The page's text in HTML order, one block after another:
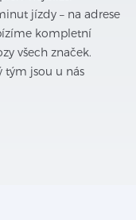
jízdy – na adrese
kompletní
všech značek.
tým jsou u nás